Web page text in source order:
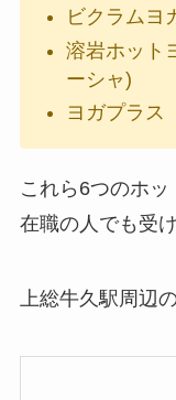
ビクラムヨ
溶岩ホット
ーシャ)
ヨガプラス
これら6つのホッ
在職の人でも受
上総牛久駅周辺